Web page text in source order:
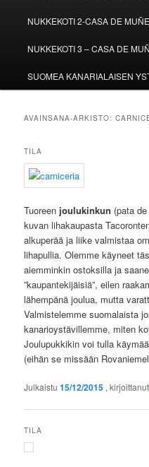
NUKKEKOTI 2-CASA DE
NUKKEKOTI 3 – CASA DE
SUOMEA KANARIALAISEN
AVAINSANA-ARKISTO:
TILA
Tuoreen joulukinkun (pata
kuvan lihakaupasta
alkuperää ja liike valmistaa
lihapullia. Olemme käyneet
aiemminkin ostoksilla ja
”kaupantekijäisiä”, eilen
lähempänä joulua, mutta
Valmistelemme suomalaista
kanarioystävillemme, miten
Joulupukkikin voi tulla
(eihän se missään
Julkaistu15/12/2015 , kirjoittanut
TILA